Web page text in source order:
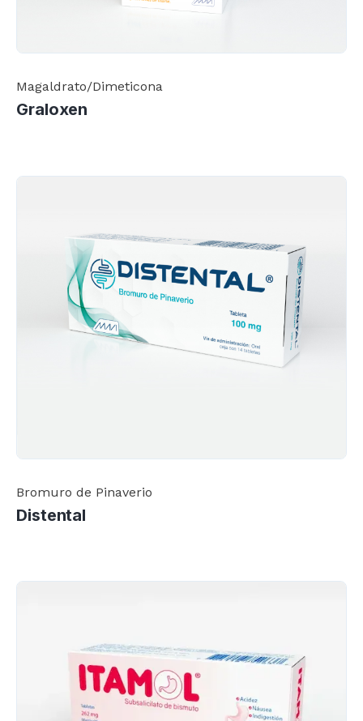
Magaldrato/Dimeticona
Graloxen
Bromuro de Pinaverio
Distental